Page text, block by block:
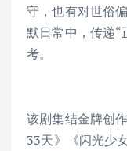
守，也有对世俗
默日常中，传递“
考。
该剧集结金牌创
33天》《闪光少